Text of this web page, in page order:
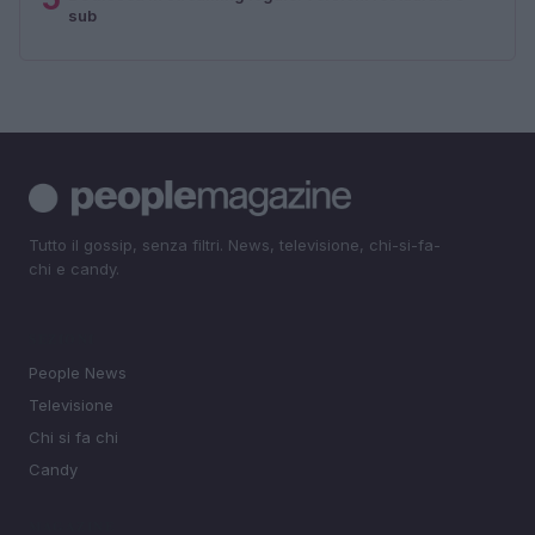
sub
Tutto il gossip, senza filtri. News, televisione, chi-si-fa-
chi e candy.
People News
Televisione
Chi si fa chi
Candy